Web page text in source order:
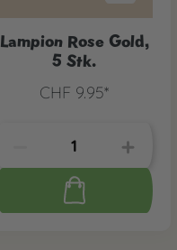
Lampion Rose Gold,
5 Stk.
CHF 9.95*